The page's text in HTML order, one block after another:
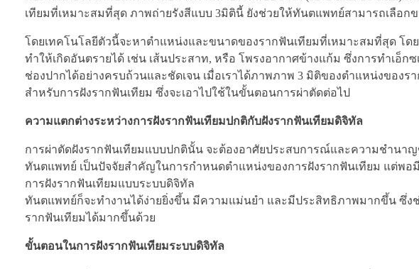
เทียมที่เหมาะสมที่สุด ภาพถ่ายรังสีแบบ 3มิตินี้ ยังช่วยให้ทันตแพทย์สามารถเลือ
โดยเทคโนโลยีตัวนี้จะหาตำแหน่งและขนาดของรากฟันเทียมที่เหมาะสมที่สุด โ
ทำให้เกิดอันตรายได้ เช่น เส้นประสาท, หรือ โพรงอากาศข้างแก้ม ซึ่งการทำเอ็
ช่องปากได้อย่างครบถ้วนและชัดเจน เมื่อเราได้ภาพภาพ 3 มิติของตำแหน่งขอ
สำหรับการฝังรากฟันเทียม ซึ่งจะเอาไปใช้ในขั้นตอนการผ่าตัดต่อไป
ความแตกต่างระหว่างการฝังรากฟันเทียมปกติกับฝังรากฟันเทียมดิจิทัล
การผ่าตัดฝังรากฟันเทียมแบบปกตินั้น จะต้องอาศัยประสบการณ์และความชำน
ทันตแพทย์ เป็นปัจจัยสำคัญในการกำหนดตำแหน่งของการฝังรากฟันเทียม แต่พอ
การฝังรากฟันเทียมแบบระบบดิจิทัล
ทันตแพทย์ก็จะทำงานได้ง่ายยิ่งขึ้น มีความแม่นยำ และมีประสิทธิภาพมากขึ้น ซึ่ง
รากฟันเทียมได้มากขึ้นด้วย
ขั้นตอนในการฝังรากฟันเทียมระบบดิจิทัล